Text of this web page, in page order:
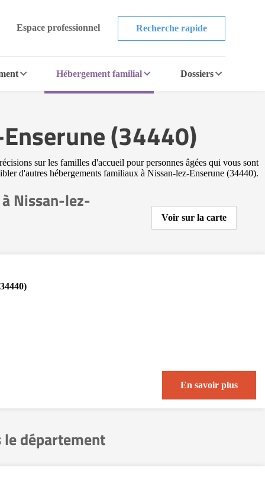
Espace professionnel Recherche rapide
Hébergement familial Dossiers
(34440)
sur les familles d'accueil pour personnes âgées qui vous sont
d'autres hébergements familiaux à Nissan-lez-Enserune (34440).
Nissan-lez-
Voir sur la carte
En savoir plus
département